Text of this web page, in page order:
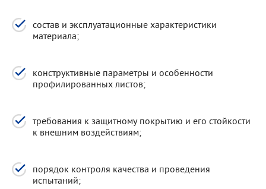
состав и эксплуатационные характеристики
материала;
конструктивные параметры и особенности
профилированных листов;
требования к защитному покрытию и его стойкости
к внешним воздействиям;
порядок контроля качества и проведения
испытаний;